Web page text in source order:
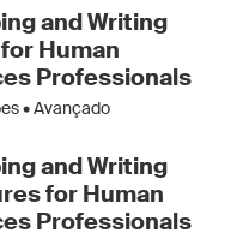
and Writing
Human
Professionals
• Avançado
and Writing
for Human
Professionals